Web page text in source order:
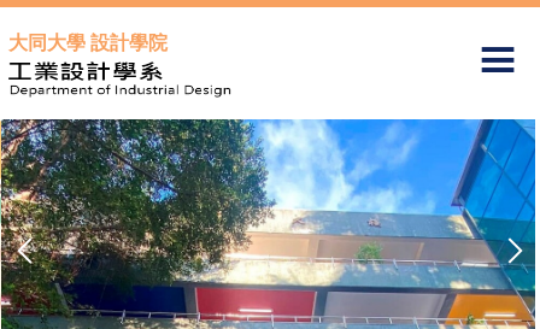
到
主
要
內
容
區
大同大學 設計學院